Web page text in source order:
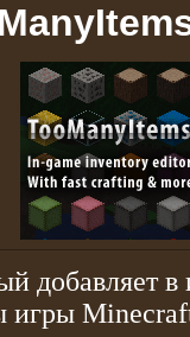
добавляет
игры